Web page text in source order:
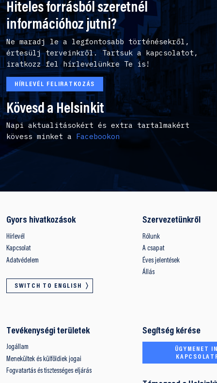
Hiteles forrásból szeretnél
információhoz jutni?
Ne maradj le a legfontosabb történésekről,
értesülj terveinkről. Tartsuk a kapcsolatot,
iratkozz fel hírlevelünkre Te is!
HÍRLEVÉL FELIRATKOZÁS
Kövesd a Helsinkit
Napi aktualitásokért és extra tartalmakért
kövess minket a Facebookon
Gyors hivatkozások
Hírlevél
Kapcsolat
Adatvédelem
SWITCH TO ENGLISH
Szervezetünkről
Rólunk
A csapat
Éves jelentések
Állás
Tevékenységi területek
Jogállam
Menekültek és külföldiek jogai
Fogvatartás és tisztességes eljárás
Segítség kérése
ÜGYMENET